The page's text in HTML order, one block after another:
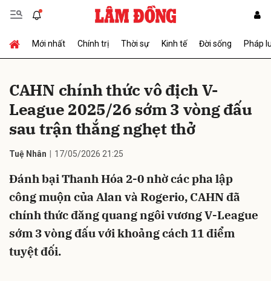
Mới nhất Chính trị Thời sự Kinh tế Đời sống Pháp
CAHN chính thức vô địch V-
League 2025/26 sớm 3 vòng đấu
sau trận thắng nghẹt thở
Tuệ Nhân 17/05/2026 21:25
Đánh bại Thanh Hóa 2-0 nhờ các pha lập
công muộn của Alan và Rogerio, CAHN đã
chính thức đăng quang ngôi vương V-League
sớm 3 vòng đấu với khoảng cách 11 điểm
tuyệt đối.
Gửi bình luận
Hủy